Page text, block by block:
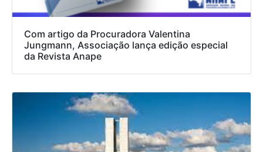
Com artigo da Procuradora Valentina
Jungmann, Associação lança edição especial
da Revista Anape